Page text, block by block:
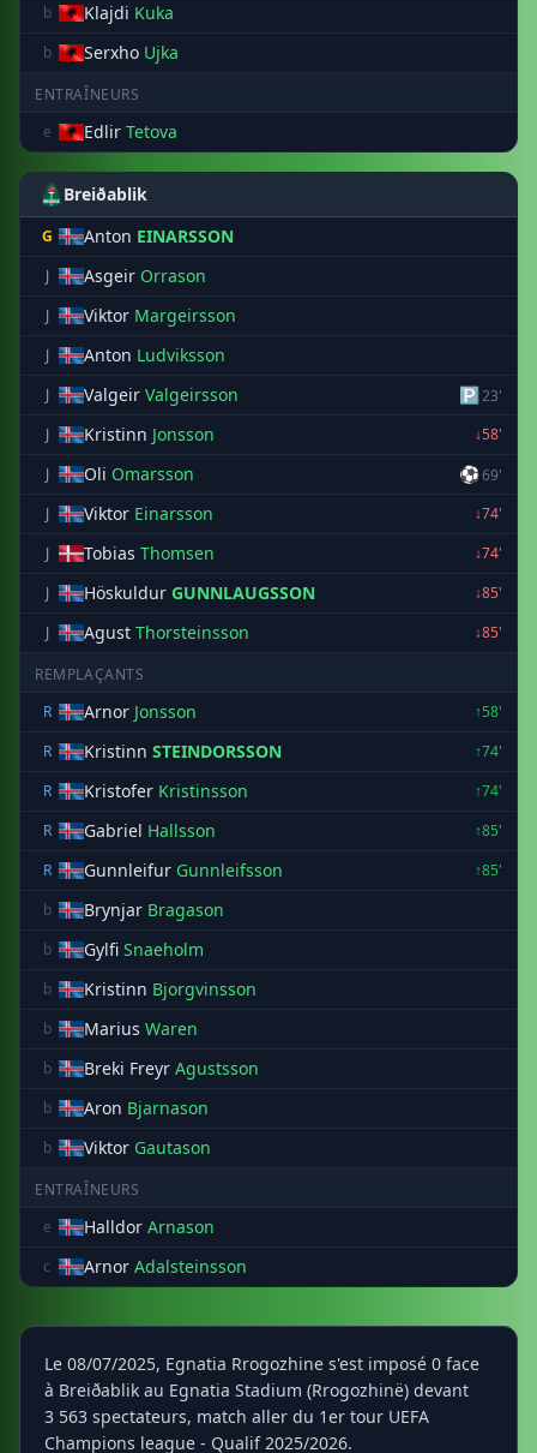
b
Klajdi Kuka
b Serxho Ujka
ENTRAÎNEURS
e
Edlir Tetova
Breiðablik
G Anton EINARSSON
J Asgeir Orrason
J Viktor Margeirsson
J Anton Ludviksson
J Valgeir Valgeirsson 🅿23'
J
Kristinn Jonsson
↓58'
J
Oli Omarsson ⚽69'
J
Viktor Einarsson
↓74'
J
Tobias Thomsen
↓74'
J
Höskuldur GUNNLAUGSSON
↓85'
J
Agust Thorsteinsson ↓85'
REMPLAÇANTS
R
Arnor Jonsson
↑58'
R
Kristinn STEINDORSSON
↑74'
R
Kristofer Kristinsson
↑74'
R
Gabriel Hallsson
↑85'
R
Gunnleifur Gunnleifsson
↑85'
b
Brynjar Bragason
b Gylfi Snaeholm
b Kristinn Bjorgvinsson
b Marius Waren
b Breki Freyr Agustsson
b Aron Bjarnason
b Viktor Gautason
ENTRAÎNEURS
e
Halldor Arnason
c Arnor Adalsteinsson
Le 08/07/2025, Egnatia Rrogozhine s'est imposé 0 face
à Breiðablik au Egnatia Stadium (Rrogozhinë) devant
3 563 spectateurs, match aller du 1er tour UEFA
Champions league - Qualif 2025/2026.